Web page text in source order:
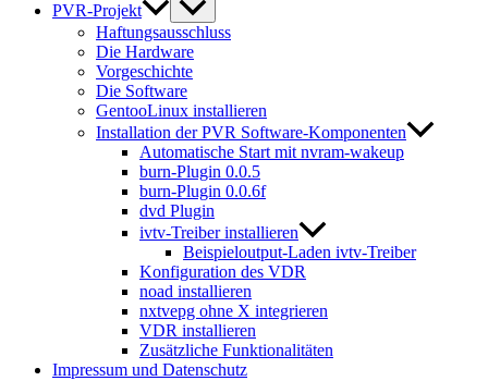
PVR-Projekt
Haftungsausschluss
Die Hardware
Vorgeschichte
Die Software
GentooLinux installieren
Installation der PVR Software-Komponenten
Automatische Start mit nvram-wakeup
burn-Plugin 0.0.5
burn-Plugin 0.0.6f
dvd Plugin
ivtv-Treiber installieren
Beispieloutput-Laden ivtv-Treiber
Konfiguration des VDR
noad installieren
nxtvepg ohne X integrieren
VDR installieren
Zusätzliche Funktionalitäten
Impressum und Datenschutz